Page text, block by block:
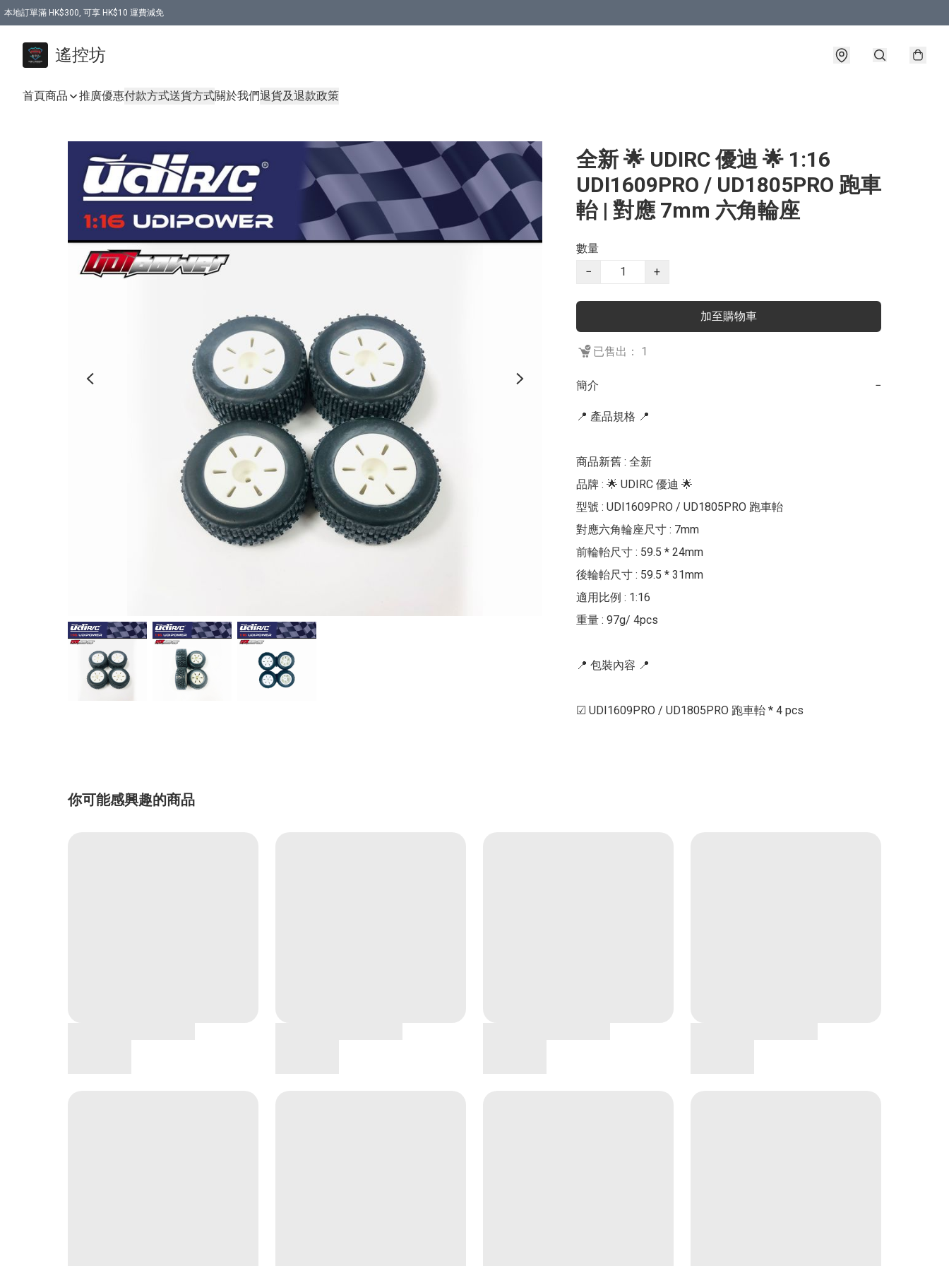
本地訂單滿 HK$300, 可享 HK$10 運費減免
遙控坊
首頁商品 推廣優惠付款方式送貨方式關於我們退貨及退款政策
全新 🌟 UDIRC 優迪 🌟 1:16
UDI1609PRO / UD1805PRO 跑車
軩 | 對應 7mm 六角輪座
數量
−
+
加至購物車
已售出： 1
簡介 −
📍 產品規格 📍
商品新舊 : 全新
品牌 : 🌟 UDIRC 優迪 🌟
型號 : UDI1609PRO / UD1805PRO 跑車軩
對應六角輪座尺寸 : 7mm
前輪軩尺寸 : 59.5 * 24mm
後輪軩尺寸 : 59.5 * 31mm
適用比例 : 1:16
重量 : 97g/ 4pcs
📍 包裝內容 📍
☑ UDI1609PRO / UD1805PRO 跑車軩 * 4 pcs
你可能感興趣的商品